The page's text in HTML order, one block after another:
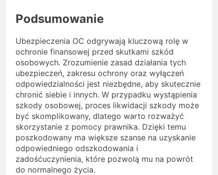
Podsumowanie
Ubezpieczenia OC odgrywają kluczową rolę w
ochronie finansowej przed skutkami szkód
osobowych. Zrozumienie zasad działania tych
ubezpieczeń, zakresu ochrony oraz wyłączeń
odpowiedzialności jest niezbędne, aby skutecznie
chronić siebie i innych. W przypadku wystąpienia
szkody osobowej, proces likwidacji szkody może
być skomplikowany, dlatego warto rozważyć
skorzystanie z pomocy prawnika. Dzięki temu
poszkodowany ma większe szanse na uzyskanie
odpowiedniego odszkodowania i
zadośćuczynienia, które pozwolą mu na powrót
do normalnego życia.